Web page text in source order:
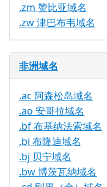
.zm 赞比亚域名
.zw 津巴布韦域名
非洲域名
.ac 阿森松岛域名
.ao 安哥拉域名
.bf 布基纳法索域名
.bi 布隆迪域名
.bj 贝宁域名
.bw 博茨瓦纳域名